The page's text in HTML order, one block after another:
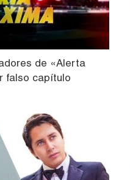
de «Alerta
falso capítulo